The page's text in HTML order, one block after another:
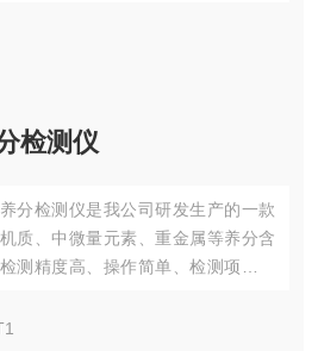
检测仪
分检测仪是我公司研发生产的一款
质、中微量元素、重金属等养分含
测精度高、操作简单、检测项目齐
经销商、肥料厂商、个体种植户、